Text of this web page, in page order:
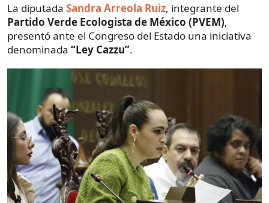
La diputada Sandra Arreola Ruiz, integrante del
Partido Verde Ecologista de México (PVEM),
presentó ante el Congreso del Estado una iniciativa
denominada “Ley Cazzu”.